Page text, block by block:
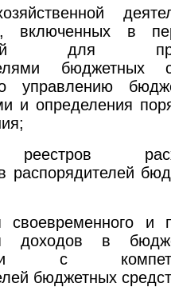
включенных в
для
бюджетных
управлению
и определения
распорядителей
своевременного и
доходов в
с
бюджетных